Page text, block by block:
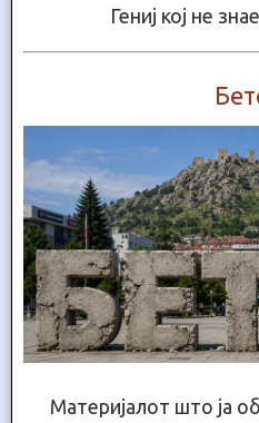
Гениј кој не
Материјалот што ја